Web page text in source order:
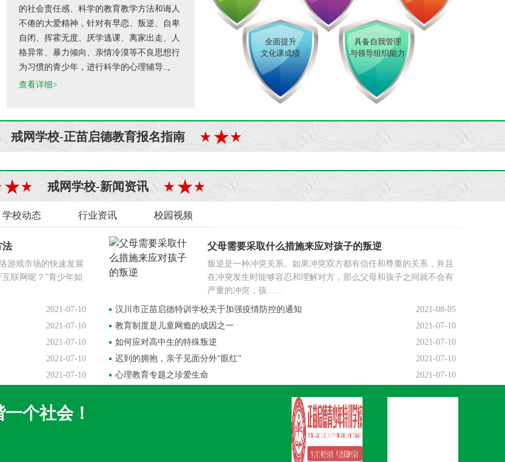
的社会责任感、科学的教育教学方法和诲人
不倦的大爱精神，针对有早恋、叛逆、自卑
自闭、挥霍无度、厌学逃课、离家出走、人
格异常、暴力倾向、亲情冷漠等不良思想行
为习惯的青少年，进行科学的心理辅导..,
查看详细>
全面提升
文化课成绩
具备自我管理
与领导组织能力
戒网学校-正苗启德教育报名指南
戒网学校-新闻资讯
学校动态 行业资讯 校园视频
法
游戏市场的快速发展
联网呢？”青少年如
2021-07-10
2021-07-10
2021-07-10
2021-07-10
2021-07-10
父母需要采取什么措施来应对孩子的叛逆
叛逆是一种冲突关系。如果冲突双方都有信任和尊重的关系，并且
在冲突发生时能够容忍和理解对方，那么父母和孩子之间就不会有
严重的冲突，孩……
汉川市正苗启德特训学校关于加强疫情防控的通知
2021-08-05
教育制度是儿童网瘾的成因之一
2021-07-10
如何应对高中生的特殊叛逆
2021-07-10
迟到的拥抱，亲子见面分外“眼红”
2021-07-10
心理教育专题之珍爱生命
2021-07-10
个社会！